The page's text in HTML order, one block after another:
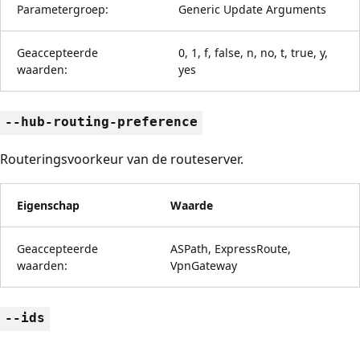
Parametergroep: Generic Update Arguments
Geaccepteerde
waarden:
0, 1, f, false, n, no, t, true, y,
yes
--hub-routing-preference
Routeringsvoorkeur van de routeserver.
Eigenschap Waarde
Geaccepteerde
waarden:
ASPath, ExpressRoute,
VpnGateway
--ids